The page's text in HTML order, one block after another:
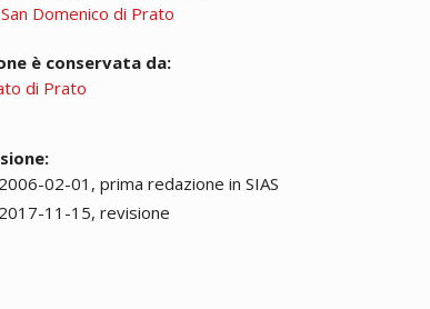
Domenico di Prato
è conservata da:
di Prato
02-01, prima redazione in SIAS
11-15, revisione